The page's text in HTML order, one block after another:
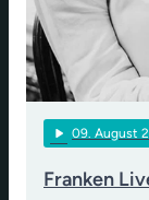
play_arrow 09. August
Franken